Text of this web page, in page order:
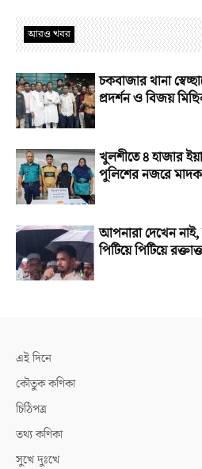
আরও খবর
চকবাজার থানা
প্রদর্শন ও বিজয়
খুলশীতে ৪ হাজার
পুলিশের নজরে
আপনারা দেখেন
পিটিয়ে পিটিয়ে
এই দিনে
কৌতুক কণিকা
চিঠিপত্র
তথ্য কণিকা
সুখে দুঃখে